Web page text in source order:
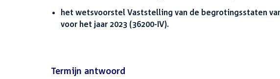
het wetsvoorstel Vaststelling van de begrotingsstaten
voor het jaar 2023 (36200-IV).
Termijn antwoord